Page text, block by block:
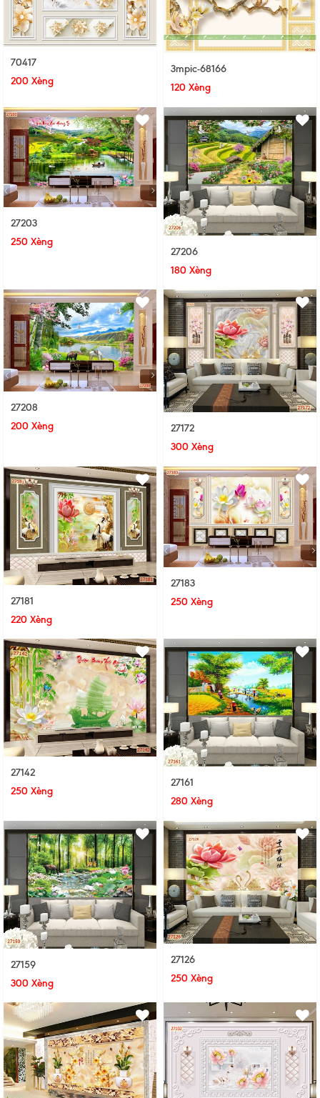
70417
200 Xèng
3mpic-68166
120 Xèng
27203
250 Xèng
27206
180 Xèng
27208
200 Xèng
27172
300 Xèng
27181
220 Xèng
27183
250 Xèng
27142
250 Xèng
27161
280 Xèng
27159
300 Xèng
27126
250 Xèng